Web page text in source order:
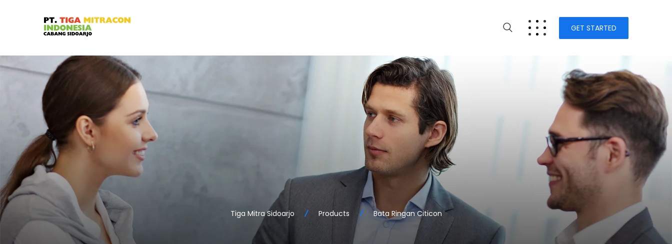
GET STARTED
Tiga Mitra Sidoarjo Products Bata Ringan Citicon